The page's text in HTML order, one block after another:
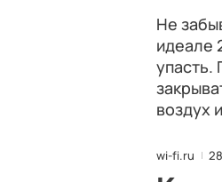
Не
идеале
упасть.
воздух
wi-fi.ru